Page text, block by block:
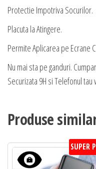
Protectie Impotriva Socurilor.
Placuta la Atingere.
Permite Aplicarea pe Ecrane
Nu mai sta pe ganduri.
Securizata 9H si Telefonul
Produse
SUPER